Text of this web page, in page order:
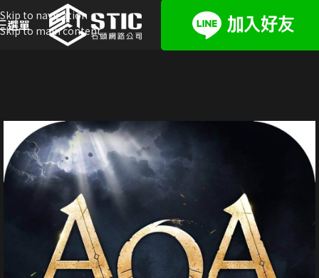
Skip to navigation
Skip to main content
選單